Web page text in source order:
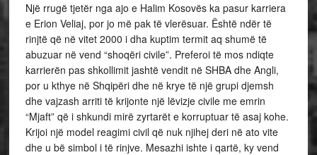
Një rrugë tjetër nga ajo e Halim Kosovës ka pasur karriera
e Erion Veliaj, por jo më pak të vlerësuar. Është ndër të
rinjtë që në vitet 2000 i dha kuptim termit aq shumë të
abuzuar në vend “shoqëri civile”. Preferoi të mos ndiqte
karrierën pas shkollimit jashtë vendit në SHBA dhe Angli,
por u kthye në Shqipëri dhe në krye të një grupi djemsh
dhe vajzash arriti të krijonte një lëvizje civile me emrin
“Mjaft” që i shkundi mirë zyrtarët e korruptuar të asaj kohe.
Krijoi një model reagimi civil që nuk njihej deri në ato vite
dhe u bë simbol i të rinjve. Mesazhi ishte i qartë, ky vend